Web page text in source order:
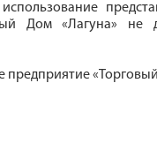
Дом «Лагуна» не